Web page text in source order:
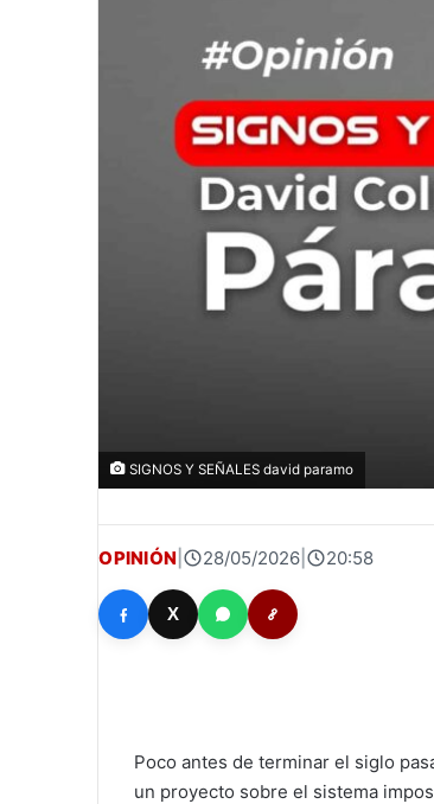
SIGNOS Y SEÑALES david paramo
OPINIÓN 28/05/2026 20:58
X
Poco antes de terminar el siglo
un proyecto sobre el sistema